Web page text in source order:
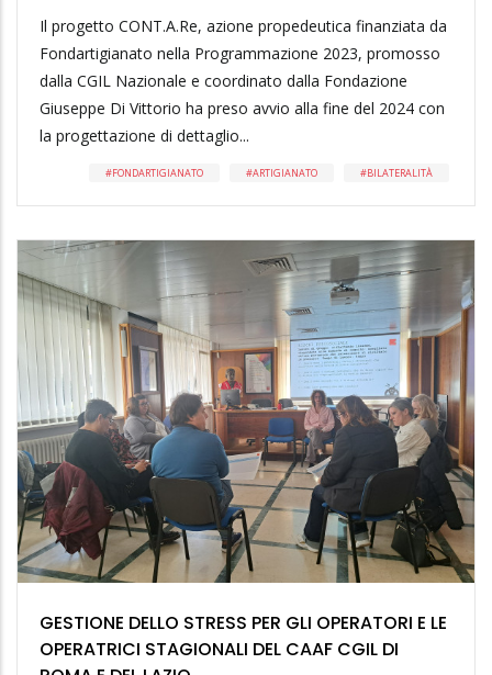
Il progetto CONT.A.Re, azione propedeutica finanziata da
Fondartigianato nella Programmazione 2023, promosso
dalla CGIL Nazionale e coordinato dalla Fondazione
Giuseppe Di Vittorio ha preso avvio alla fine del 2024 con
la progettazione di dettaglio...
FONDARTIGIANATO ARTIGIANATO BILATERALITÀ
GESTIONE DELLO STRESS PER GLI OPERATORI E LE
OPERATRICI STAGIONALI DEL CAAF CGIL DI